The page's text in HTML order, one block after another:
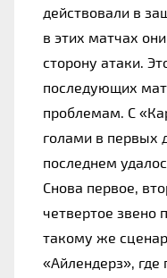
действовали в
в этих матчах
сторону атаки.
последующих
проблемам. С
голами в первых
последнем
Снова первое,
четвертое звено
такому же
«Айлендерз», где